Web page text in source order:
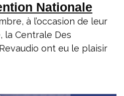
Nationale
à l’occasion de leur
la Centrale Des
ont eu le plaisir